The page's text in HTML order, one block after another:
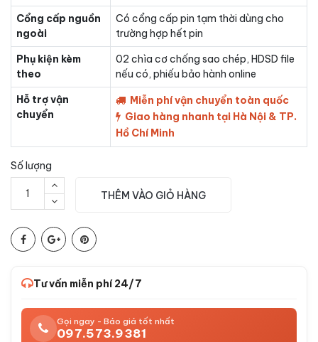
Cổng cấp nguồn
ngoài
Có cổng cấp pin tạm thời dùng cho
trường hợp hết pin
Phụ kiện kèm
theo
02 chìa cơ chống sao chép, HDSD file
nếu có, phiếu bảo hành online
Hỗ trợ vận
chuyển
Miễn phí vận chuyển toàn quốc
Giao hàng nhanh tại Hà Nội & TP.
Hồ Chí Minh
Số lượng
THÊM VÀO GIỎ HÀNG
Tư vấn miễn phí 24/7
Gọi ngay - Báo giá tốt nhất
097.573.9381